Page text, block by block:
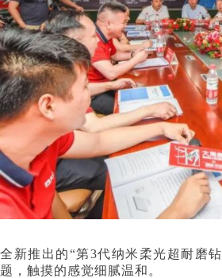
全新推出的“第3代纳米柔光超耐磨
题，触摸的感觉细腻温和。